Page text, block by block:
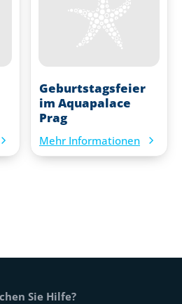
Geburtstagsfeier
im Aquapalace
Prag
Mehr Informationen
Sie Hilfe?